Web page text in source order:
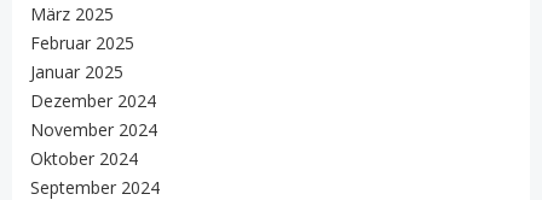
März 2025
Februar 2025
Januar 2025
Dezember 2024
November 2024
Oktober 2024
September 2024